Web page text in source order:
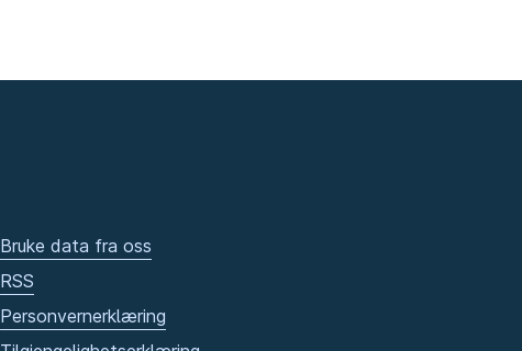
Bruke data fra oss
RSS
Personvernerklæring